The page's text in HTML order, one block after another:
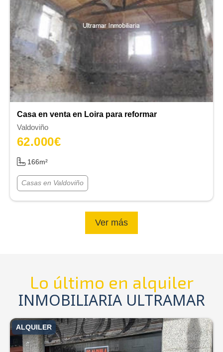
Casa en venta en Loira para reformar
62.000€
166m²
Valdoviño
Casas en Valdoviño
Ver más
Lo último en alquiler
INMOBILIARIA ULTRAMAR
ALQUILER